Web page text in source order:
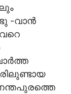
-വാന്‍